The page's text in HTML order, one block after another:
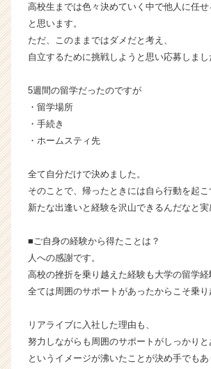
高校生までは色々決めていく中で他人に任
と思います。
ただ、このままではダメだと考え、
自立するために挑戦しようと思い応募しまし
5週間の留学だったのですが
・留学場所
・手続き
・ホームスティ先
全て自分だけで決めました。
そのことで、帰ったときには自ら行動を起こ
新たな出逢いと経験を沢山できるんだなと実
■ご自身の経験から得たことは？
人への感謝です。
高校の挫折を乗り越えた経験も大学の留学経
全ては周囲のサポートがあったからこそ乗り
リアライブに入社した理由も、
努力しながらも周囲のサポートがしっかり
というイメージが沸いたことが決め手でもあ